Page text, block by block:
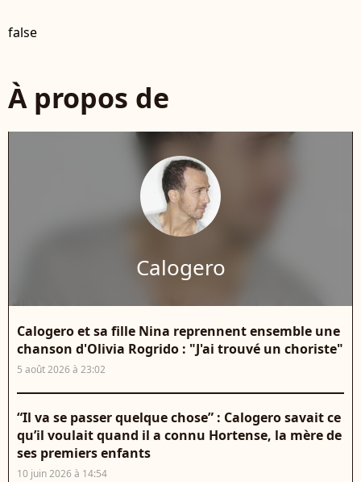
false
À propos de
Calogero
Calogero et sa fille Nina reprennent ensemble une
chanson d'Olivia Rogrido : "J'ai trouvé un choriste"
5 août 2026 à 23:02
“Il va se passer quelque chose” : Calogero savait ce
qu’il voulait quand il a connu Hortense, la mère de
ses premiers enfants
10 juin 2026 à 14:54